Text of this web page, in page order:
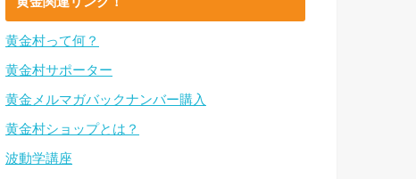
黄金村って何？
黄金村サポーター
黄金メルマガバックナンバー購入
黄金村ショップとは？
波動学講座